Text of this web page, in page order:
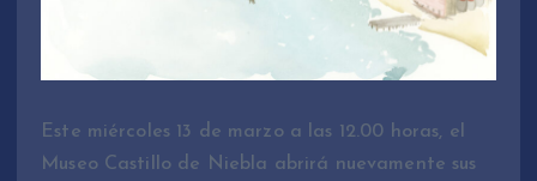
Este miércoles 13 de marzo a las 12.00 horas, el
Museo Castillo de Niebla abrirá nuevamente sus